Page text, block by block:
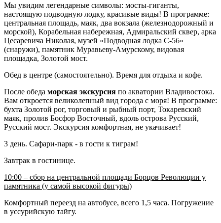
Мы увидим легендарные символы: мосты-гиганты,
настоящую подводную лодку, красивые виды! В программе:
центральная площадь, маяк, два вокзала (железнодорожный и
морской), Корабельная набережная, Адмиральский сквер, арка
Цесаревича Николая, музей «Подводная лодка С-56»
(снаружи), памятник Муравьеву-Амурскому, видовая
площадка, Золотой мост.
Обед в центре (самостоятельно). Время для отдыха и кофе.
После обеда морская экскурсия по акватории Владивостока.
Вам откроется великолепный вид города с моря! В программе:
бухта Золотой рог, торговый и рыбный порт, Токаревский
маяк, пролив Босфор Восточный, вдоль острова Русский,
Русский мост. Экскурсия комфортная, не укачивает!
3 день. Сафари-парк - в гости к тиграм!
Завтрак в гостинице.
10:00 – сбор на центральной площади Борцов Революции у
памятника (у самой высокой фигуры)
Комфортный переезд на автобусе, всего 1,5 часа. Погружение
в уссурийскую тайгу.